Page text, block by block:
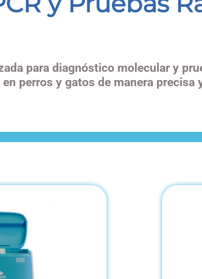
para diagnóstico molecular y
en perros y gatos de manera precisa